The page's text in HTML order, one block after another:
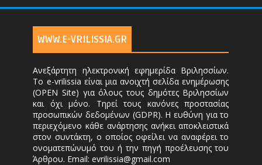
WWW.E-VRILISSIA.GR
Ανεξάρτητη ηλεκτρονική εφημερίδα Βριλησσίων.
Το e-vrilissia είναι μια ανοιχτή σελίδα ενημέρωσης
(OPEN Site) για όλους τους δημότες Βριλησσίων
και όχι μόνο. Τηρεί τους κανόνες προστασίας
προσωπικών δεδομένων (GDPR). Η ευθύνη για το
περιεχόμενο κάθε ανάρτησης ανήκει αποκλειστικά
στον συντάκτη, ο οποίος οφείλει να αναφέρει το
ονοματεπώνυμό του ή την πηγή προέλευσης του
Άρθρου. Email: evrilissia@gmail.com